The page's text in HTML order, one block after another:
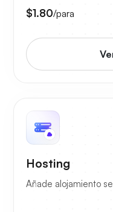
$1.80/para
Hosting
Añade alojamiento